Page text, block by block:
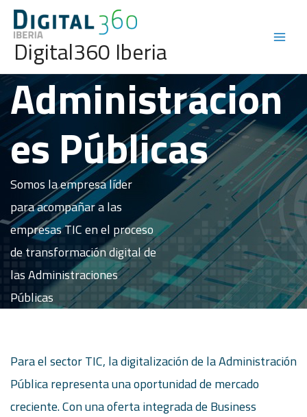
Digital360 Iberia
Administracion
es Públicas
Somos la empresa líder
para acompañar a las
empresas TIC en el proceso
de transformación digital de
las Administraciones
Públicas
Para el sector TIC, la digitalización de la Administración
Pública representa una oportunidad de mercado
creciente. Con una oferta integrada de Business